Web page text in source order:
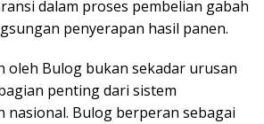
dalam proses pembelian gabah
penyerapan hasil panen.
oleh Bulog bukan sekadar urusan
penting dari sistem
nasional. Bulog berperan sebagai